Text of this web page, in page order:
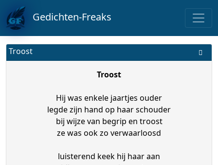
Gedichten-Freaks
Troost
Troost
Hij was enkele jaartjes ouder
legde zijn hand op haar schouder
bij wijze van begrip en troost
ze was ook zo verwaarloosd
luisterend keek hij haar aan